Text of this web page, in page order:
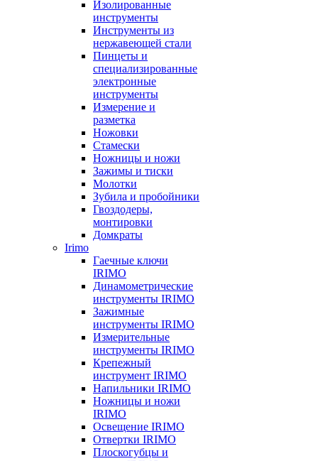
Изолированные
инструменты
Инструменты из
нержавеющей стали
Пинцеты и
специализированные
электронные
инструменты
Измерение и
разметка
Ножовки
Стамески
Ножницы и ножи
Зажимы и тиски
Молотки
Зубила и пробойники
Гвоздодеры,
монтировки
Домкраты
Irimo
Гаечные ключи
IRIMO
Динамометрические
инструменты IRIMO
Зажимные
инструменты IRIMO
Измерительные
инструменты IRIMO
Крепежный
инструмент IRIMO
Напильники IRIMO
Ножницы и ножи
IRIMO
Освещение IRIMO
Отвертки IRIMO
Плоскогубцы и